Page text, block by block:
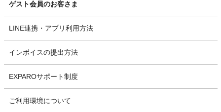
ゲスト会員のお客さま
LINE連携・アプリ利用方法
インボイスの提出方法
EXPAROサポート制度
ご利用環境について